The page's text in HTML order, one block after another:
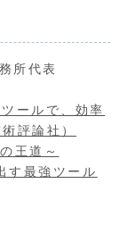
所代表
ールで、効率
評論社）
王道～
す最強ツール